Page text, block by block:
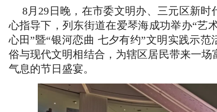
8月29日晚，在市委文明办、三元区新时
心指导下，列东街道在爱琴海成功举办“艺
心田”暨“银河恋曲 七夕有约”文明实践示范
俗与现代文明相结合，为辖区居民带来一场
气息的节日盛宴。